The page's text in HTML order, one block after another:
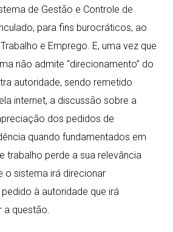
de Gestão e Controle de
para fins burocráticos, ao
e Emprego. E, uma vez que
não admite “direcionamento” do
autoridade, sendo remetido
internet, a discussão sobre a
dos pedidos de
quando fundamentados em
trabalho perde a sua relevância
o sistema irá direcionar
à autoridade que irá
a questão.